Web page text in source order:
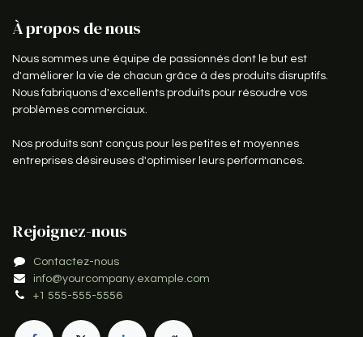
À propos de nous
Nous sommes une équipe de passionnés dont le but est
d'améliorer la vie de chacun grâce à des produits disruptifs.
Nous fabriquons d'excellents produits pour résoudre vos
problèmes commerciaux.
Nos produits sont conçus pour les petites et moyennes
entreprises désireuses d'optimiser leurs performances.
Rejoignez-nous
Contactez-nous
info@yourcompany.example.com
+1 555-555-5556